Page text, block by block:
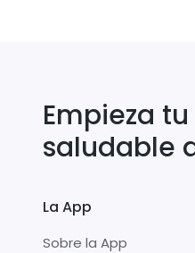
Empieza
saludable
La App
Sobre la App